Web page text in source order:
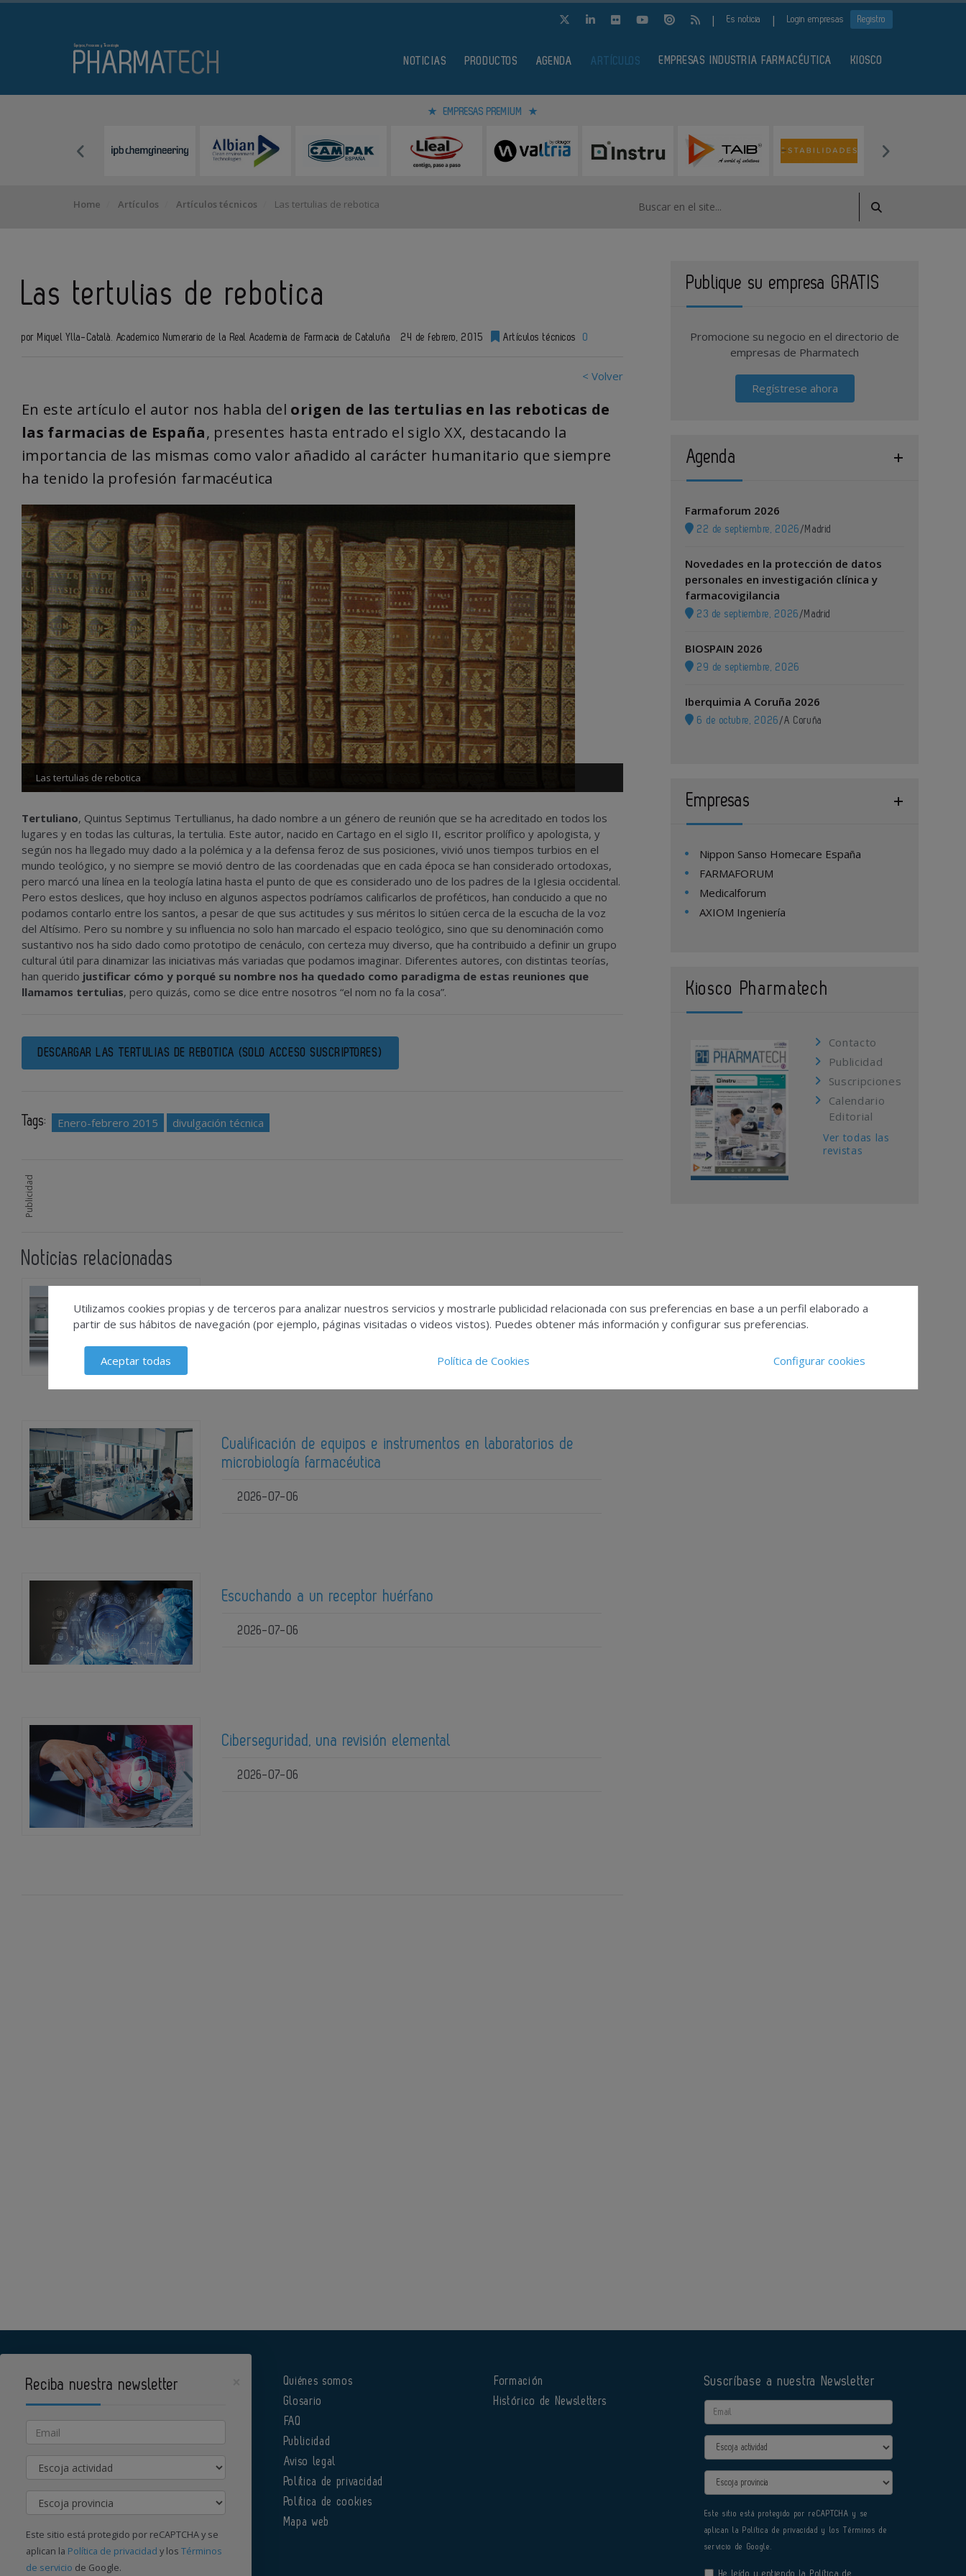
| Es noticia | Login empresas Registro
NOTICIAS PRODUCTOS AGENDA ARTÍCULOS EMPRESAS INDUSTRIA FARMACÉUTICA KIOSCO
EMPRESAS PREMIUM
Home Artículos Artículos técnicos Las tertulias de rebotica
Las tertulias de rebotica
por Miquel Ylla-Català. Academico Numerario de la Real Academia de Farmacia de Cataluña 24 de febrero, 2015 Artículos técnicos 0
< Volver
En este artículo el autor nos habla del origen de las tertulias en las reboticas de
las farmacias de España, presentes hasta entrado el siglo XX, destacando la
importancia de las mismas como valor añadido al carácter humanitario que siempre
ha tenido la profesión farmacéutica
Las tertulias de rebotica
Tertuliano, Quintus Septimus Tertullianus, ha dado nombre a un género de reunión que se ha acreditado en todos los
lugares y en todas las culturas, la tertulia. Este autor, nacido en Cartago en el siglo II, escritor prolífico y apologista, y
según nos ha llegado muy dado a la polémica y a la defensa feroz de sus posiciones, vivió unos tiempos turbios en el
mundo teológico, y no siempre se movió dentro de las coordenadas que en cada época se han considerado ortodoxas,
pero marcó una línea en la teología latina hasta el punto de que es considerado uno de los padres de la Iglesia occidental.
Pero estos deslices, que hoy incluso en algunos aspectos podríamos calificarlos de proféticos, han conducido a que no
podamos contarlo entre los santos, a pesar de que sus actitudes y sus méritos lo sitúen cerca de la escucha de la voz
del Altísimo. Pero su nombre y su influencia no solo han marcado el espacio teológico, sino que su denominación como
sustantivo nos ha sido dado como prototipo de cenáculo, con certeza muy diverso, que ha contribuido a definir un grupo
cultural útil para dinamizar las iniciativas más variadas que podamos imaginar. Diferentes autores, con distintas teorías,
han querido justificar cómo y porqué su nombre nos ha quedado como paradigma de estas reuniones que
llamamos tertulias, pero quizás, como se dice entre nosotros “el nom no fa la cosa”.
DESCARGAR LAS TERTULIAS DE REBOTICA (SOLO ACCESO SUSCRIPTORES)
Tags: Enero-febrero 2015 divulgación técnica
Publicidad
Noticias relacionadas
Guía de buenas prácticas para el transporte terrestre de
medicamentos
Cualificación de equipos e instrumentos en laboratorios de
microbiología farmacéutica
2026-07-06
Escuchando a un receptor huérfano
2026-07-06
Ciberseguridad, una revisión elemental
2026-07-06
Publique su empresa GRATIS
Promocione su negocio en el directorio de
empresas de Pharmatech
Regístrese ahora
Agenda
Farmaforum 2026
22 de septiembre, 2026 / Madrid
Novedades en la protección de datos
personales en investigación clínica y
farmacovigilancia
23 de septiembre, 2026 / Madrid
BIOSPAIN 2026
29 de septiembre, 2026
Iberquimia A Coruña 2026
6 de octubre, 2026 /A Coruña
Empresas
Nippon Sanso Homecare España
FARMAFORUM
Medicalforum
AXIOM Ingeniería
Kiosco Pharmatech
Contacto
Publicidad
Suscripciones
Calendario
Editorial
Ver todas las
revistas
Órgano institucional de la AEFI
Contacte con nosotros
Quiénes somos
Glosario
FAQ
Publicidad
Aviso legal
Política de privacidad
Política de cookies
Mapa web
Formación
Histórico de Newsletters
Suscríbase a nuestra Newsletter
Email
Actividad
Provincia
Este sitio está protegido por reCAPTCHA y se
aplican la Política de privacidad y los Términos de
servicio de Google.
He leído y entiendo la Política de
Utilizamos cookies propias y de terceros para analizar nuestros servicios y mostrarle publicidad relacionada con sus preferencias en base a un perfil elaborado a
partir de sus hábitos de navegación (por ejemplo, páginas visitadas o videos vistos). Puedes obtener más información y configurar sus preferencias.
Aceptar todas Política de Cookies Configurar cookies
Reciba nuestra newsletter
Email
Actividad
Provincia
Este sitio está protegido por reCAPTCHA y se
aplican la Política de privacidad y los Términos
de servicio de Google.